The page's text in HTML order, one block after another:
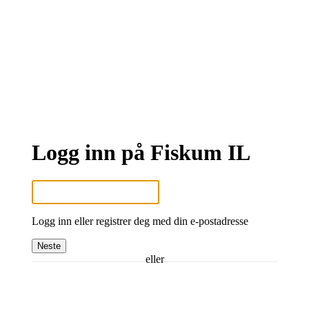
Logg inn på Fiskum IL
Logg inn eller registrer deg med din e-postadresse
Neste
eller